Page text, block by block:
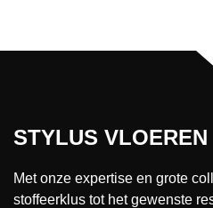
STYLUS VLOEREN
Met onze expertise en grote
stoffeerklus tot het gewenste